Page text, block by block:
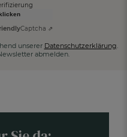
Captcha ⇗
unserer Datenschutzerklärung.
abmelden.